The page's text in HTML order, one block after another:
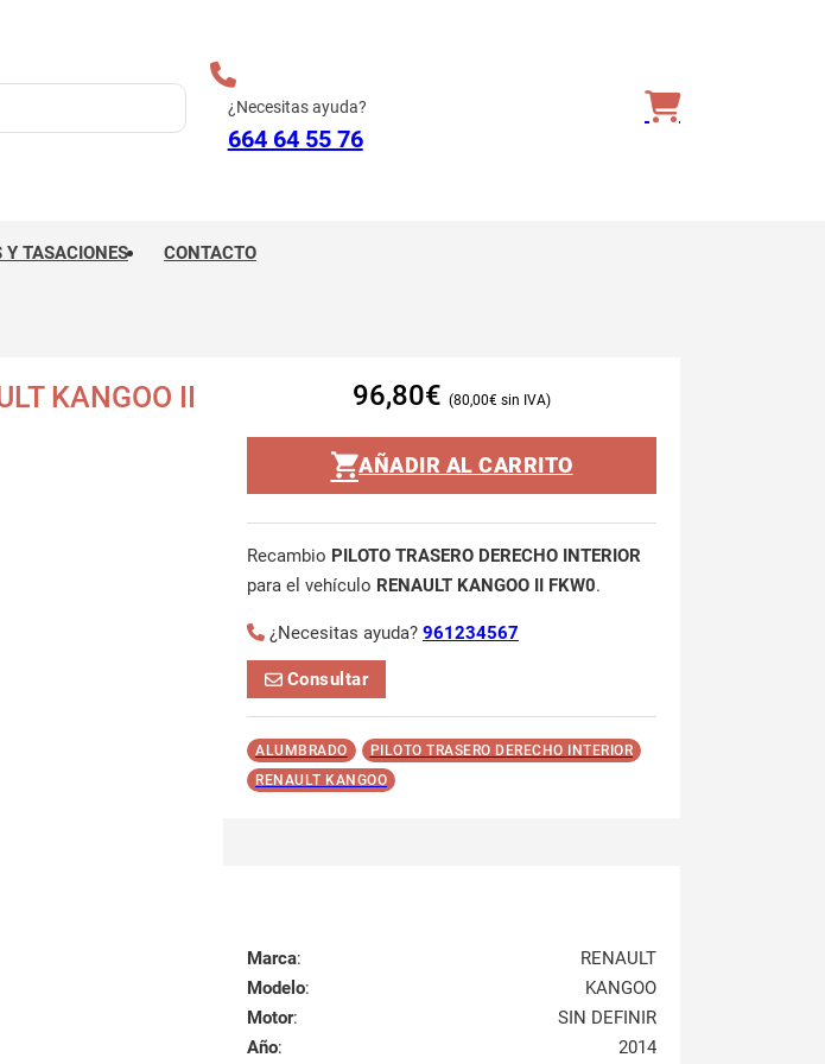
¿Necesitas ayuda?
664 64 55 76
Y TASACIONES CONTACTO
KANGOO II
96,80€ 80,00€
AÑADIR AL CARRITO
Recambio PILOTO TRASERO DERECHO INTERIOR
para el vehículo RENAULT KANGOO II FKW0.
¿Necesitas ayuda? 961234567
Consultar
ALUMBRADO
PILOTO TRASERO DERECHO INTERIOR
RENAULT KANGOO
Marca:
RENAULT
Modelo:
KANGOO
Motor:
SIN DEFINIR
Año: 2014